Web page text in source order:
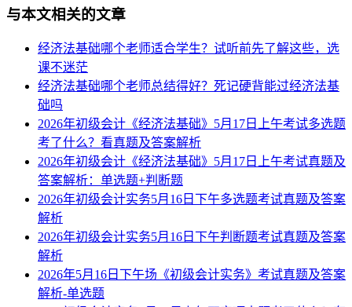
与本文相关的文章
经济法基础哪个老师适合学生？试听前先了解这些，选
课不迷茫
经济法基础哪个老师总结得好？死记硬背能过经济法基
础吗
2026年初级会计《经济法基础》5月17日上午考试多选题
考了什么？看真题及答案解析
2026年初级会计《经济法基础》5月17日上午考试真题及
答案解析：单选题+判断题
2026年初级会计实务5月16日下午多选题考试真题及答案
解析
2026年初级会计实务5月16日下午判断题考试真题及答案
解析
2026年5月16日下午场《初级会计实务》考试真题及答案
解析-单选题